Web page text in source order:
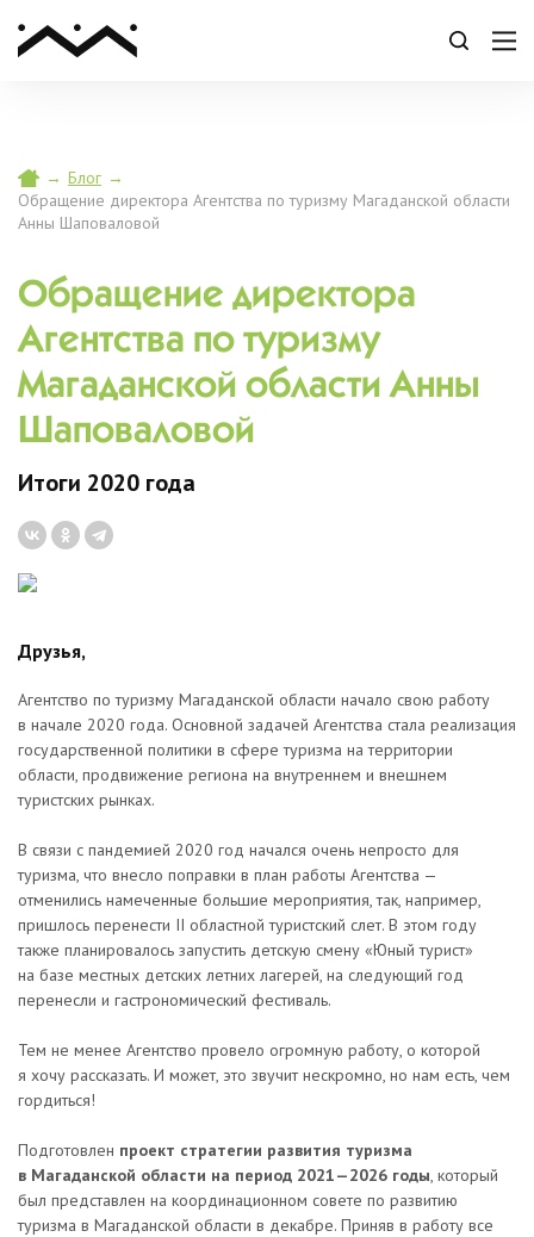
→ Блог →
Обращение директора Агентства по туризму Магаданской области
Анны Шаповаловой
Обращение директора
Агентства по туризму
Магаданской области Анны
Шаповаловой
Итоги 2020 года
Друзья,
Агентство по туризму Магаданской области начало свою работу
в начале 2020 года. Основной задачей Агентства стала реализация
государственной политики в сфере туризма на территории
области, продвижение региона на внутреннем и внешнем
туристских рынках.
В связи с пандемией 2020 год начался очень непросто для
туризма, что внесло поправки в план работы Агентства —
отменились намеченные большие мероприятия, так, например,
пришлось перенести II областной туристский слет. В этом году
также планировалось запустить детскую смену «Юный турист»
на базе местных детских летних лагерей, на следующий год
перенесли и гастрономический фестиваль.
Тем не менее Агентство провело огромную работу, о которой
я хочу рассказать. И может, это звучит нескромно, но нам есть, чем
гордиться!
Подготовлен проект стратегии развития туризма
в Магаданской области на период 2021—2026 годы, который
был представлен на координационном совете по развитию
туризма в Магаданской области в декабре. Приняв в работу все